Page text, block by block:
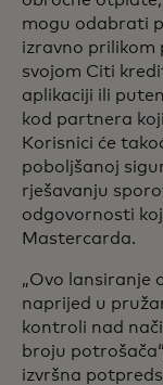
mogu odabrati
izravno prilikom
svojom Citi
aplikaciji ili
kod partnera
Korisnici će
poboljšanoj
rješavanju
odgovornosti
Mastercarda.
„Ovo lansiranje
naprijed u
kontroli nad
broju
izvršna